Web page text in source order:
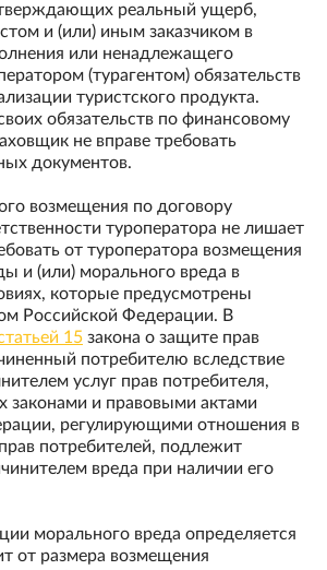
реальный ущерб,
и (или) иным заказчиком в
или ненадлежащего
(турагентом) обязательств
туристского продукта.
обязательств по финансовому
не вправе требовать
документов.
возмещения по договору
туроператора не лишает
от туроператора возмещения
и (или) морального вреда в
которые предусмотрены
Российской Федерации. В
15 закона о защите прав
потребителю вследствие
услуг прав потребителя,
законами и правовыми актами
регулирующими отношения в
потребителей, подлежит
вреда при наличии его
морального вреда определяется
от размера возмещения